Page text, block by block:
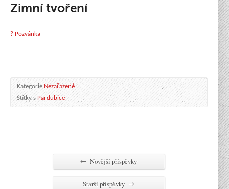
Zimní tvoření
? Pozvánka
Kategorie Nezařazené
Štítky s Pardubice
← Novější příspěvky
Starší příspěvky →